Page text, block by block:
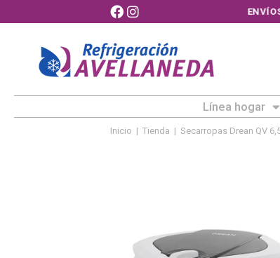
Línea hogar
Inicio | Tienda | Secarropas Drean QV